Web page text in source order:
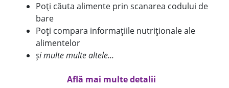
Poți căuta alimente prin scanarea codului de
bare
Poți compara informațiile nutriționale ale
alimentelor
și multe multe altele...
Află mai multe detalii